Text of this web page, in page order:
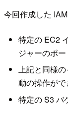
今回作成した
特定の EC2
ジャーのポ
上記と同様
動の操作がで
特定の S3 バ